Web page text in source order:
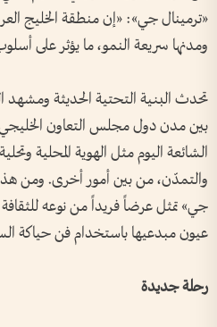
«ترمينال جي»: «إن منطقة الخليج
ومدنها سريعة النمو، ما يؤثر على
تحدث البنية التحتية الحديثة
بين مدن دول مجلس التعاون
الشائعة اليوم مثل الهوية المحلية
والتمدّن، من بين أمور أخرى. ومن
جي» تمثل عرضاً فريداً من نوعه
عيون مبدعيها باستخدام فن حياكة
رحلة جديدة